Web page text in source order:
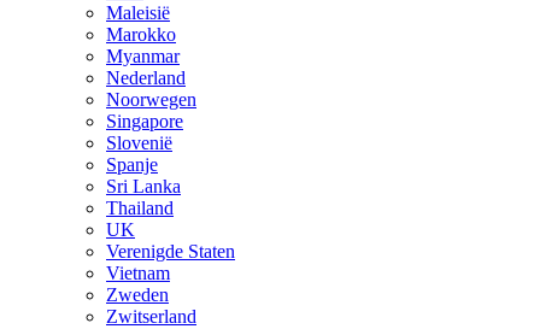
Maleisië
Marokko
Myanmar
Nederland
Noorwegen
Singapore
Slovenië
Spanje
Sri Lanka
Thailand
UK
Verenigde Staten
Vietnam
Zweden
Zwitserland